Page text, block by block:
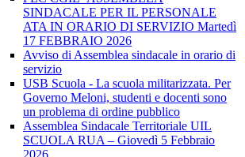
SINDACALE PER IL PERSONALE
ATA IN ORARIO DI SERVIZIO Martedì
17 FEBBRAIO 2026
Avviso di Assemblea sindacale in orario di
servizio
USB Scuola - La scuola militarizzata. Per
Governo Meloni, studenti e docenti sono
un problema di ordine pubblico
Assemblea Sindacale Territoriale UIL
SCUOLA RUA – Giovedì 5 Febbraio